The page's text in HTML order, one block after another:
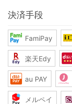
決済手段
FamiPay
楽天Edy
au PAY
メルペイ